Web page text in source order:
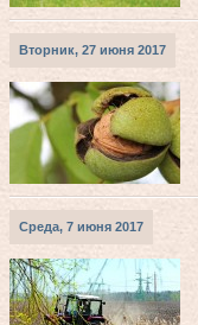
Вторник, 27 июня 2017
Среда, 7 июня 2017